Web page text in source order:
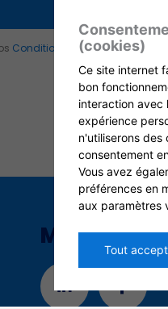
Conditions d'utilisationet
MÉDIAS
i
n
F
a
c
(cookies)
Ce site internet
bon
interaction avec
expérience
n'utiliserons des
consentement
Vous avez
préférences en
aux paramètres
Tout